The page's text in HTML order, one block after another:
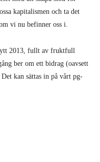
kapitalismen och ta det
vi nu befinner oss i.
2013, fullt av fruktfull
ber om ett bidrag (oavsett
kan sättas in på vårt pg-